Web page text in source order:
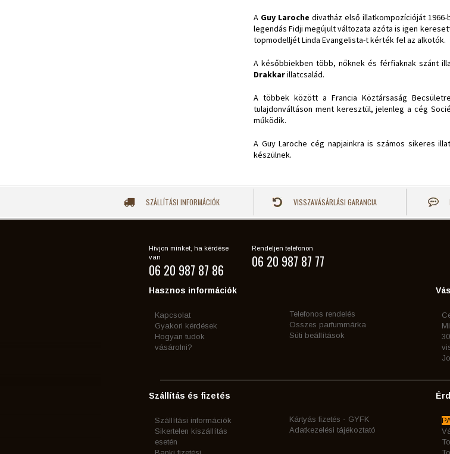
A Guy Laroche divatház első illatkompozícióját
legendás Fidji megújult változata azóta is igen
topmodelljét Linda Evangelista-t kérték fel az alkotók.
A későbbiekben több, nőknek és férfiaknak szánt
Drakkarillatcsalád.
A többek között a Francia Köztársaság
tulajdonváltáson ment keresztül, jelenleg a cég
működik.
A Guy Laroche cég napjainkra is számos sikeres
készülnek.
SZÁLLÍTÁSI INFORMÁCIÓK VISSZAVÁSÁRLÁSI GARANCIA
Hívjon minket, ha kérdése
van
06 20 987 87 86
Rendeljen telefonon
06 20 987 87 77
Hasznos információk
Kapcsolat
Gyakori kérdések
Hogyan tudok
vásárolni?
Telefonos rendelés
Összes parfummárka
Süti beállítások
Szállítás és fizetés
Szállítási információk
Sikertelen kiszállítás
esetén
Banki fizetési
Kártyás fizetés - GYFK
Adatkezelési tájékoztató